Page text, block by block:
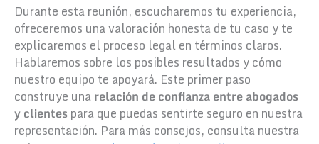
Durante esta reunión, escucharemos tu experiencia,
ofreceremos una valoración honesta de tu caso y te
explicaremos el proceso legal en términos claros.
Hablaremos sobre los posibles resultados y cómo
nuestro equipo te apoyará. Este primer paso
construye unarelación de confianza entre abogados
y clientespara que puedas sentirte seguro en nuestra
representación. Para más consejos, consulta nuestra